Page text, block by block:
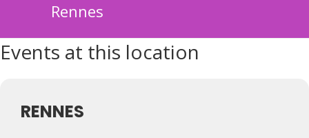
Rennes
Events at this location
RENNES